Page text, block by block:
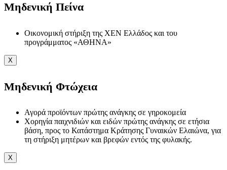
Μηδενική Πείνα
Οικονομική στήριξη της ΧΕΝ Ελλάδος και του
προγράμματος «ΑΘΗΝΑ»
X
Μηδενική Φτώχεια
Αγορά προϊόντων πρώτης ανάγκης σε γηροκομεία
Χορηγία παιχνιδιών και ειδών πρώτης ανάγκης σε ετήσια
βάση, προς το Κατάστημα Κράτησης Γυναικών Ελαιώνα, για
τη στήριξη μητέρων και βρεφών εντός της φυλακής.
X